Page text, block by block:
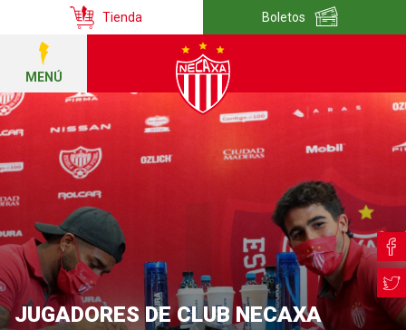
Tienda Boletos
MENÚ
JUGADORES DE CLUB NECAXA